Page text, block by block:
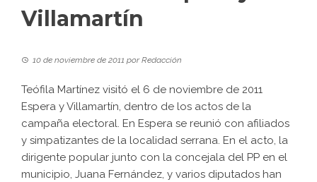
Villamartín
10 de noviembre de 2011 porRedacción
Teófila Martínez visitó el 6 de noviembre de 2011
Espera y Villamartín, dentro de los actos de la
campaña electoral. En Espera se reunió con afiliados
y simpatizantes de la localidad serrana. En el acto, la
dirigente popular junto con la concejala del PP en el
municipio, Juana Fernández, y varios diputados han